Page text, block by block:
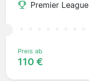
Premier League
Preis ab
110 €